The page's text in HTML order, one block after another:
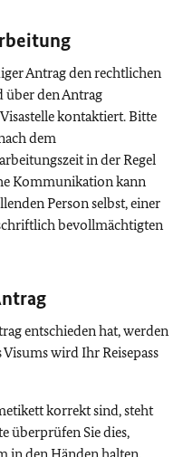
Antrag den rechtlichen
über den Antrag
kontaktiert. Bitte
dem
in der Regel
Kommunikation kann
Person selbst, einer
bevollmächtigten
entschieden hat, werden
wird Ihr Reisepass
korrekt sind, steht
überprüfen Sie dies,
in den Händen halten.